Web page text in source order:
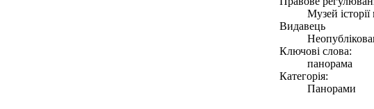
Музей
Видавець
Ключові слова:
панорама
Категорія:
Панорами